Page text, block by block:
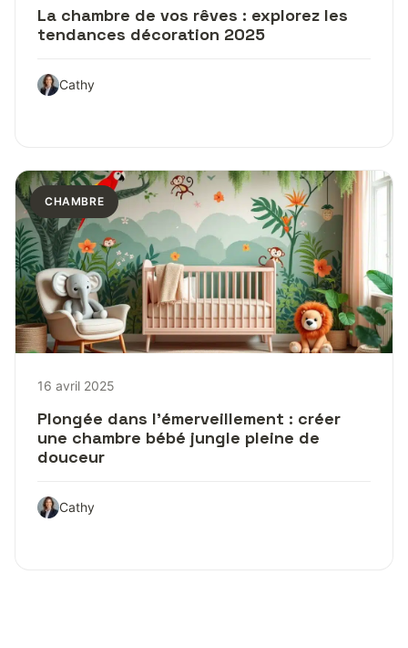
La chambre de vos rêves : explorez les
tendances décoration 2025
Cathy
CHAMBRE
16 avril 2025
Plongée dans l’émerveillement : créer
une chambre bébé jungle pleine de
douceur
Cathy